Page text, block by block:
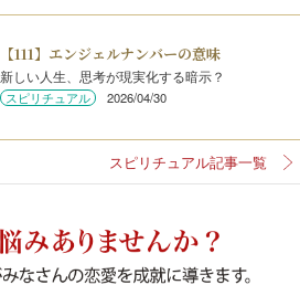
【111】エンジェルナンバーの意味
新しい人生、思考が現実化する暗示？
スピリチュアル 2026/04/30
スピリチュアル記事一覧